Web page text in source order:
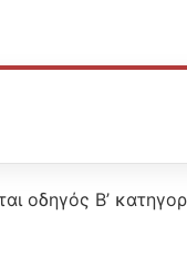
οδηγός Β’